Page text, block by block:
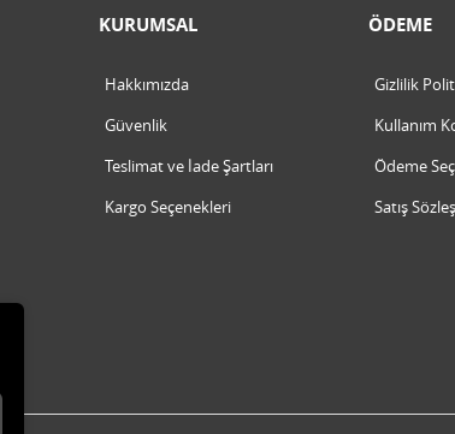
KURUMSAL
Hakkımızda
Güvenlik
Teslimat ve İade Şartları
Kargo Seçenekleri
ÖDEME
Gizlilik
Kullanım
Ödeme
Satış